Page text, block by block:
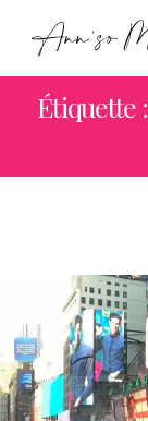
Étiquette :